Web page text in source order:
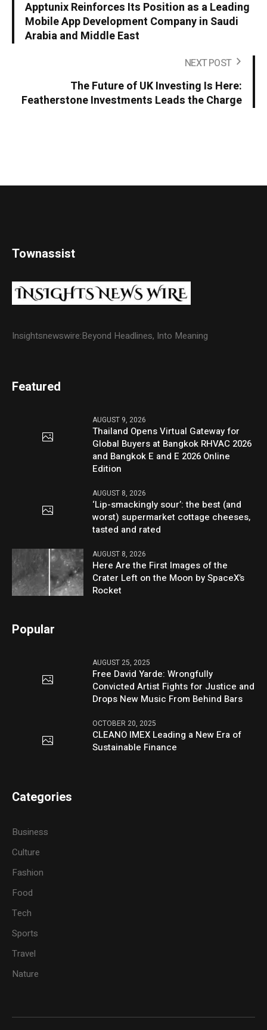
Apptunix Reinforces Its Position as a Leading
Mobile App Development Company in Saudi
Arabia and Middle East
NEXT POST
The Future of UK Investing Is Here:
Featherstone Investments Leads the Charge
Townassist
Insightsnewswire:Beyond Headlines, Into Meaning
Featured
AUGUST 9, 2026
Thailand Opens Virtual Gateway for
Global Buyers at Bangkok RHVAC 2026
and Bangkok E and E 2026 Online
Edition
AUGUST 8, 2026
‘Lip-smackingly sour’: the best (and
worst) supermarket cottage cheeses,
tasted and rated
AUGUST 8, 2026
Here Are the First Images of the
Crater Left on the Moon by SpaceX’s
Rocket
Popular
AUGUST 25, 2025
Free David Yarde: Wrongfully
Convicted Artist Fights for Justice and
Drops New Music From Behind Bars
OCTOBER 20, 2025
CLEANO IMEX Leading a New Era of
Sustainable Finance
Categories
Business
Culture
Fashion
Food
Tech
Sports
Travel
Nature